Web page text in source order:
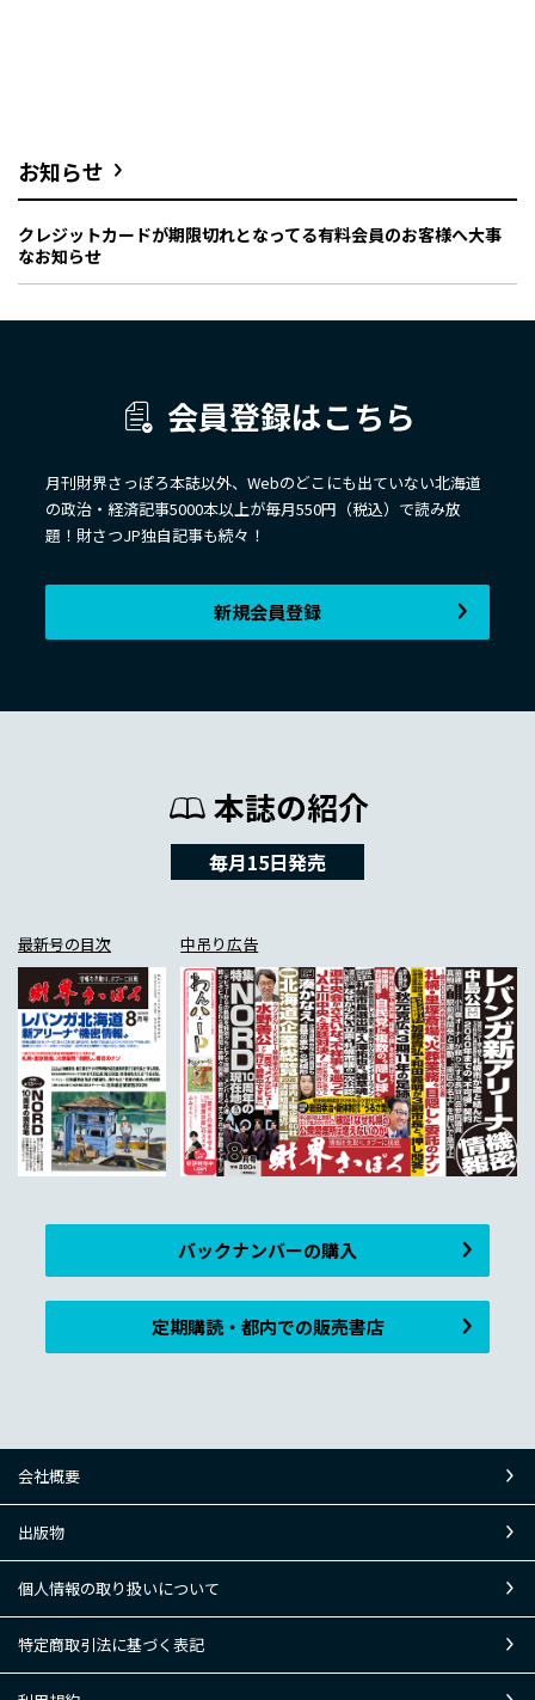
お知らせ
クレジットカードが期限切れとなってる有料会員のお客様へ大事
なお知らせ
会員登録はこちら
月刊財界さっぽろ本誌以外、Webのどこにも出ていない北海道
の政治・経済記事5000本以上が毎月550円（税込）で読み放
題！財さつJP独自記事も続々！
新規会員登録
本誌の紹介
毎月15日発売
最新号の目次 中吊り広告
バックナンバーの購入
定期購読・都内での販売書店
会社概要
出版物
個人情報の取り扱いについて
特定商取引法に基づく表記